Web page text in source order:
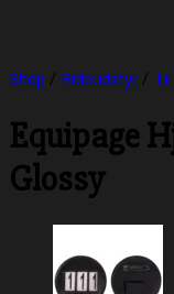
Shop / Rideudstyr /
Equipage
Glossy